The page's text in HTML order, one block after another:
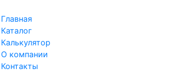
Главная
Каталог
Калькулятор
О компании
Контакты